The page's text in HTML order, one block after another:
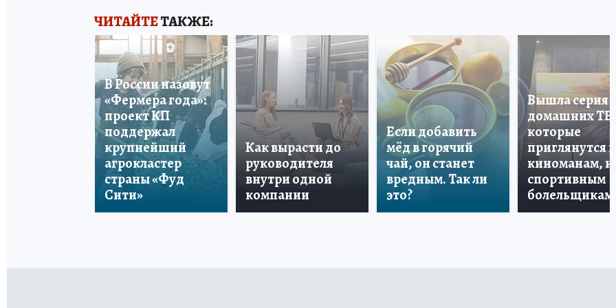
ЧИТАЙТЕТАКЖЕ:
В России назовут
«Фермера года»:
проект КП
поддержал
крупнейший
агрокластер
страны «Фуд
Сити»
Как вырасти до
руководителя
внутри одной
компании
Если добавить
мёд в горячий
чай, он станет
вредным. Так ли
это?
Вышла серия
домашних ТВ,
которые
приглянутся и
киноманам, и
спортивным
болельщикам